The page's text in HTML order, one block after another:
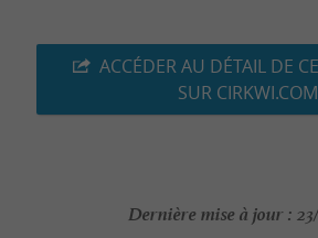
ACCÉDER AU DÉTAIL DE
SUR CIRKWI.COM
Dernière mise à jour :